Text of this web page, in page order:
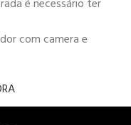
é necessário ter
com camera e